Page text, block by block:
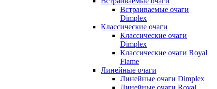
Встраиваемые очаги
Dimplex
Классические очаги
Классические очаги
Dimplex
Классические очаги Royal
Flame
Линейные очаги
Линейные очаги Dimplex
Линейные очаги Royal